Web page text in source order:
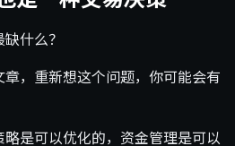
什么？
，重新想这个问题，你可能会有
是可以优化的，资金管理是可以